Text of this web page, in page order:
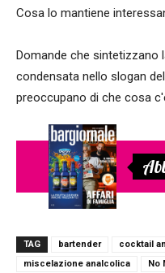
Cosa lo mantiene
Domande che sintetizzano
condensata nello slogan
preoccupano di che cosa
TAG bartender cocktail
miscelazione analcolica
No